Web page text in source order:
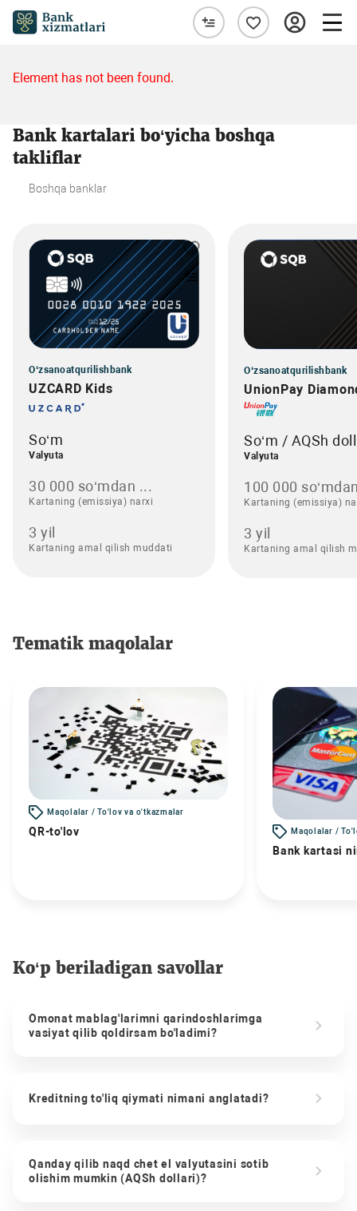
Element has not been found.
Bank kartalari bo‘yicha boshqa
takliflar
Boshqa banklar
O‘zsanoatqurilishbank
UZCARD Kids
So‘m
Valyuta
30 000 so‘mdan ...
Kartaning (emissiya) narxi
3 yil
Kartaning amal qilish muddati
O‘zsanoatqurilishbank
UnionPay
So‘m / AQSh
Valyuta
100 000
Kartaning (emissiya)
3 yil
Kartaning amal qilish
Tematik maqolalar
Maqolalar / To'lov va o'tkazmalar
QR-to'lov Maqolalar /
Bank kartasi
Ko‘p beriladigan savollar
Omonat mablag'larimni qarindoshlarimga
vasiyat qilib qoldirsam bo'ladimi?
Kreditning to'liq qiymati nimani anglatadi?
Qanday qilib naqd chet el valyutasini sotib
olishim mumkin (AQSh dollari)?